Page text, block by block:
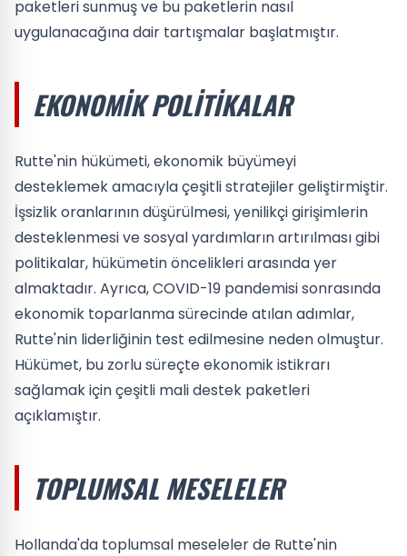
paketleri sunmuş ve bu paketlerin nasıl
uygulanacağına dair tartışmalar başlatmıştır.
EKONOMIK POLITIKALAR
Rutte'nin hükümeti, ekonomik büyümeyi
desteklemek amacıyla çeşitli stratejiler geliştirmiştir.
İşsizlik oranlarının düşürülmesi, yenilikçi girişimlerin
desteklenmesi ve sosyal yardımların artırılması gibi
politikalar, hükümetin öncelikleri arasında yer
almaktadır. Ayrıca, COVID-19 pandemisi sonrasında
ekonomik toparlanma sürecinde atılan adımlar,
Rutte'nin liderliğinin test edilmesine neden olmuştur.
Hükümet, bu zorlu süreçte ekonomik istikrarı
sağlamak için çeşitli mali destek paketleri
açıklamıştır.
TOPLUMSAL MESELELER
Hollanda'da toplumsal meseleler de Rutte'nin